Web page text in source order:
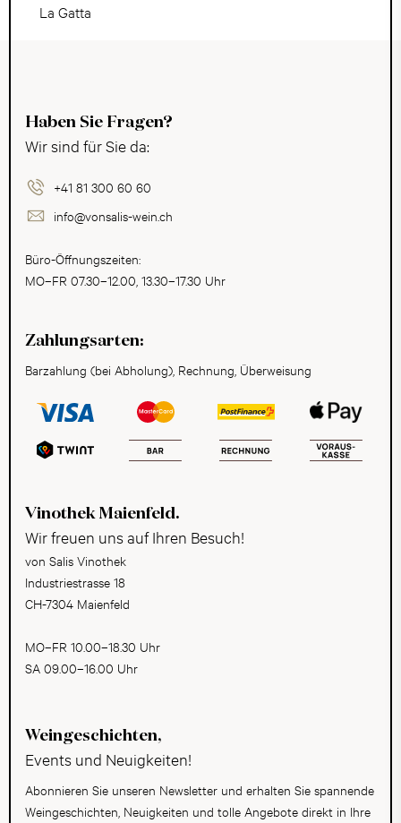
La Gatta
Haben Sie Fragen?
Wir sind für Sie da:
+41 81 300 60 60
info@vonsalis-wein.ch
Büro-Öffnungszeiten:
MO–FR 07.30–12.00, 13.30–17.30 Uhr
Zahlungsarten:
Barzahlung (bei Abholung), Rechnung, Überweisung
Vinothek Maienfeld.
Wir freuen uns auf Ihren Besuch!
von Salis Vinothek
Industriestrasse 18
CH-7304 Maienfeld
MO–FR 10.00–18.30 Uhr
SA 09.00–16.00 Uhr
Weingeschichten,
Events und Neuigkeiten!
Abonnieren Sie unseren Newsletter und erhalten Sie spannende
Weingeschichten, Neuigkeiten und tolle Angebote direkt in Ihre